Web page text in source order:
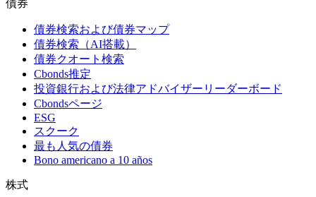
債券
債券検索および債券マップ
債券検索（AI搭載）
債券クオート検索
Cbonds推定
投資銀行および法律アドバイザーリーダーボード
Cbondsページ
ESG
スクーク
最も人気の債券
Bono americano a 10 años
株式